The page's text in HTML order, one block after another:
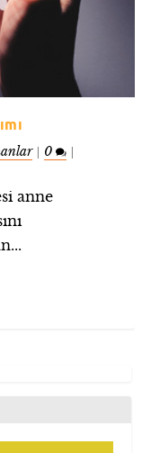
| 0 |
anne